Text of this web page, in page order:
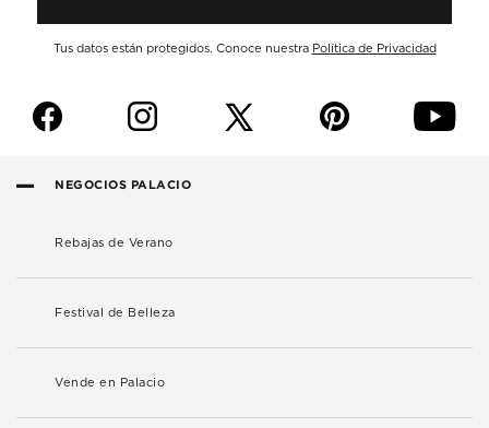
Tus datos están protegidos. Conoce nuestra Política de Privacidad
f i p y
NEGOCIOS PALACIO
Rebajas de Verano
Festival de Belleza
Vende en Palacio